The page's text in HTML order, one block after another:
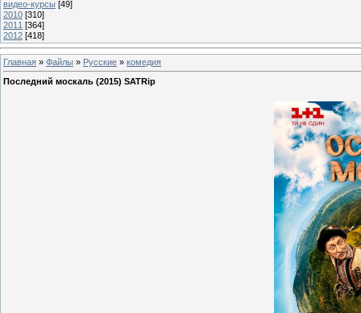
видео-курсы [49]
2010 [310]
2011 [364]
2012 [418]
Главная » Файлы » Русские » комедия
Последний москаль (2015) SATRip